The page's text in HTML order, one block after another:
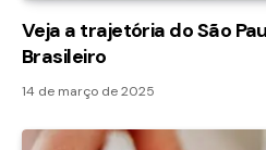
Veja a trajetória do São
Brasileiro
14 de março de 2025